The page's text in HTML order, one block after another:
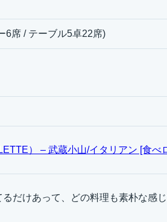
6席 / テーブル5卓22席)
） – 武蔵小山/イタリアン [食べ
だけあって、どの料理も素朴な感